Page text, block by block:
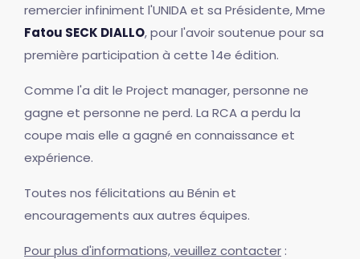
remercier infiniment l'UNIDA et sa Présidente, Mme
Fatou SECK DIALLO, pour l'avoir soutenue pour sa
première participation à cette 14e édition.
Comme l'a dit le Project manager, personne ne
gagne et personne ne perd. La RCA a perdu la
coupe mais elle a gagné en connaissance et
expérience.
Toutes nos félicitations au Bénin et
encouragements aux autres équipes.
Pour plus d'informations, veuillez contacter :